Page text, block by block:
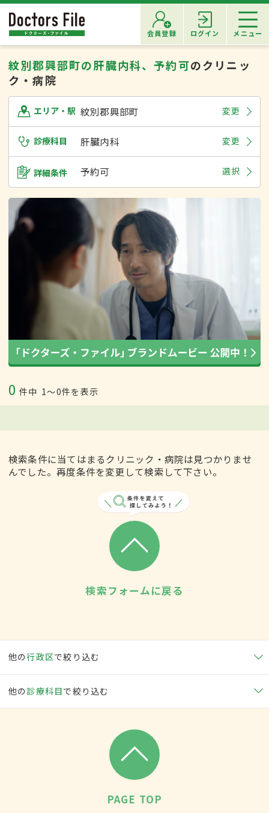
会員登録 ログイン メニュー
紋別郡興部町の肝臓内科、予約可のクリニッ
ク・病院
エリア・駅 紋別郡興部町 変更
診療科目 肝臓内科 変更
詳細条件 予約可 選択
0 件中 1〜0件を表示
検索条件に当てはまるクリニック・病院は見つかりませ
んでした。再度条件を変更して検索して下さい。
検索フォームに戻る
他の行政区で絞り込む
他の 診療科目で絞り込む
PAGE TOP